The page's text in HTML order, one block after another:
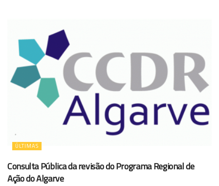
ÚLTIMAS
Consulta Pública da revisão do Programa Regional de
Ação do Algarve